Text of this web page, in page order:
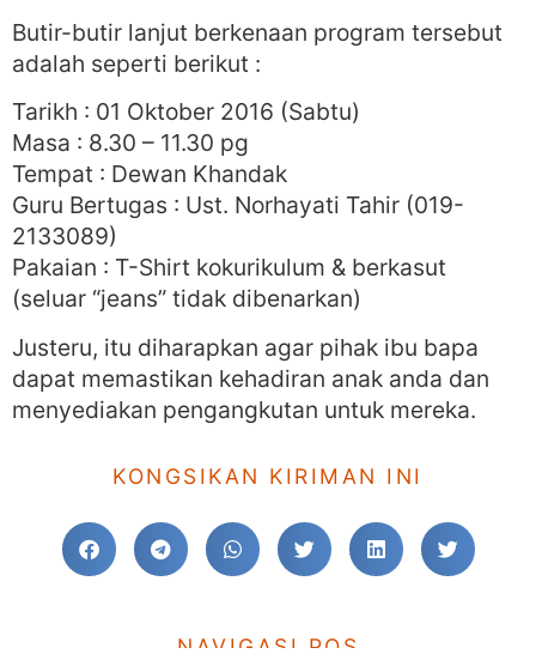
Butir-butir lanjut berkenaan program tersebut
adalah seperti berikut :
Tarikh : 01 Oktober 2016 (Sabtu)
Masa : 8.30 – 11.30 pg
Tempat : Dewan Khandak
Guru Bertugas : Ust. Norhayati Tahir (019-
2133089)
Pakaian : T-Shirt kokurikulum & berkasut
(seluar “jeans” tidak dibenarkan)
Justeru, itu diharapkan agar pihak ibu bapa
dapat memastikan kehadiran anak anda dan
menyediakan pengangkutan untuk mereka.
KONGSIKAN KIRIMAN INI
NAVIGASI POS